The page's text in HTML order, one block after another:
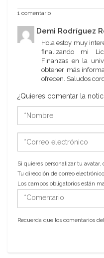
1 comentario
Demi Rodríguez
Hola estoy muy
finalizando mi
Finanzas en la
obtener más
ofrecen. Saludos
¿Quieres comentar la
electrónico
Si quieres personalizar tu avatar,
Tu dirección de correo
Los campos obligatorios están
*Comentario
Recuerda que los comentarios